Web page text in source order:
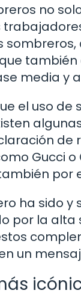
no
media y
el uso
de
Gucci
por
ha sido
por la
un